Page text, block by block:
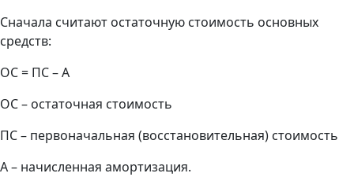
Сначала считают остаточную стоимость основных
средств:
ОС = ПС – А
ОС – остаточная стоимость
ПС – первоначальная (восстановительная) стоимость
А – начисленная амортизация.